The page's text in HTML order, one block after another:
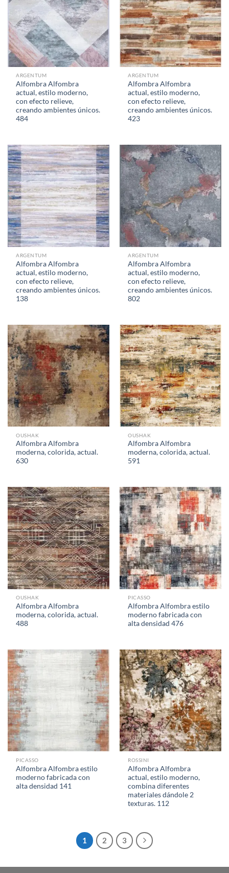
ARGENTUM
Alfombra Alfombra
actual, estilo moderno,
con efecto relieve,
creando ambientes únicos.
484
ARGENTUM
Alfombra Alfombra
actual, estilo moderno,
con efecto relieve,
creando ambientes únicos.
423
ARGENTUM
Alfombra Alfombra
actual, estilo moderno,
con efecto relieve,
creando ambientes únicos.
138
ARGENTUM
Alfombra Alfombra
actual, estilo moderno,
con efecto relieve,
creando ambientes únicos.
802
OUSHAK
Alfombra Alfombra
moderna, colorida, actual.
630
OUSHAK
Alfombra Alfombra
moderna, colorida, actual.
591
OUSHAK
Alfombra Alfombra
moderna, colorida, actual.
488
PICASSO
Alfombra Alfombra estilo
moderno fabricada con
alta densidad 476
PICASSO
Alfombra Alfombra estilo
moderno fabricada con
alta densidad 141
ROSSINI
Alfombra Alfombra
actual, estilo moderno,
combina diferentes
materiales dándole 2
texturas. 112
1 2 3